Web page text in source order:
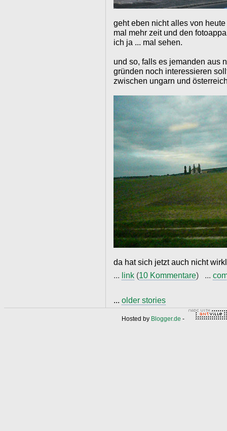
geht eben nicht alles von
mal mehr zeit und den
ich ja ... mal sehen.
und so, falls es jemanden aus
gründen noch interessieren
zwischen ungarn und
da hat sich jetzt auch nicht
... link (10 Kommentare) ...
... older stories
Hosted by Blogger.de -